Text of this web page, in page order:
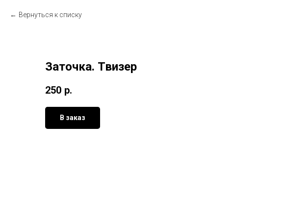
Вернуться к списку
Заточка. Твизер
250 р.
В заказ